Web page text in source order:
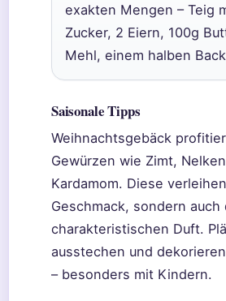
exakten Mengen – Teig
Zucker, 2 Eiern, 100g
Mehl, einem halben
Saisonale Tipps
Weihnachtsgebäck
Gewürzen wie Zimt,
Kardamom. Diese
Geschmack, sondern auch
charakteristischen Duft.
ausstechen und
– besonders mit Kindern.